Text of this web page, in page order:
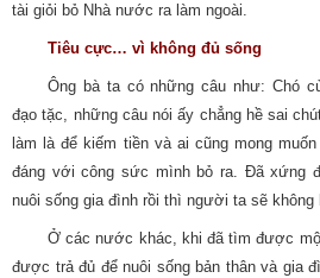
tài giỏi bỏ Nhà nước ra làm ngoài.
Tiêu cực… vì không đủ sống
Ông bà ta có những câu như: Chó
đạo tặc, những câu nói ấy chẳng hề sai
làm là để kiếm tiền và ai cũng mong
đáng với công sức mình bỏ ra. Đã xứng
nuôi sống gia đình rồi thì người ta sẽ không
Ở các nước khác, khi đã tìm được
được trả đủ để nuôi sống bản thân và gia